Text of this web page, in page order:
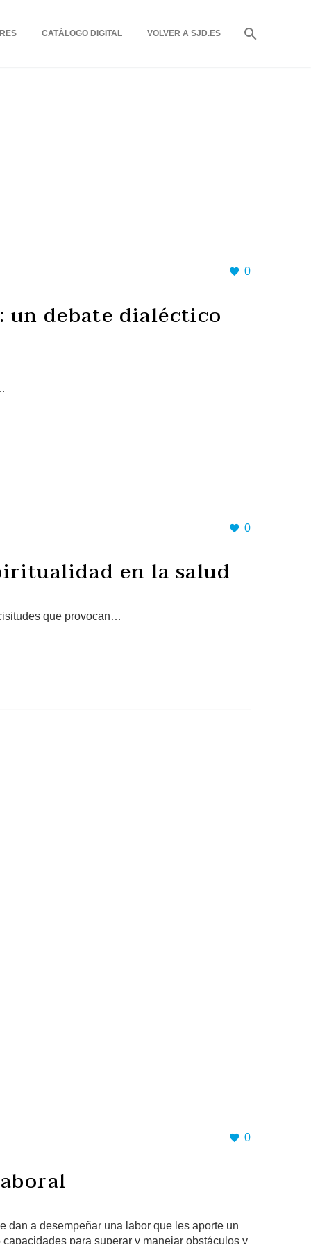
CATÁLOGO DIGITAL VOLVER A SJD.ES
0
debate dialéctico
0
en la salud
que provocan…
0
dan a desempeñar una labor que les aporte un
para superar y manejar obstáculos y